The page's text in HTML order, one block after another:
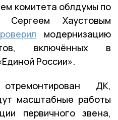
комитета облдумы по
Сергеем Хаустовым
модернизацию
включённых в
России».
ДК,
масштабные работы
первичного звена,